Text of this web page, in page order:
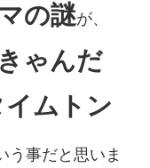
の謎が、
ゃんだ
ムトン
う事だと思いま